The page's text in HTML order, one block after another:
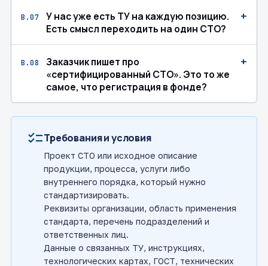
В.07
У нас уже есть ТУ на каждую позицию.
Есть смысл переходить на один СТО?
+
В.08
Заказчик пишет про
«сертифицированный СТО». Это то же
самое, что регистрация в фонде?
+
checklistТребования и условия
Проект СТО или исходное описание
продукции, процесса, услуги либо
внутреннего порядка, который нужно
стандартизировать.
Реквизиты организации, область применения
стандарта, перечень подразделений и
ответственных лиц.
Данные о связанных ТУ, инструкциях,
технологических картах, ГОСТ, технических